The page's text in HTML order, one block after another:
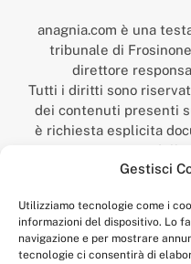
Gestisci
Utilizziamo tecnologie come i
informazioni del dispositivo. Lo
navigazione e per mostrare
tecnologie ci consentirà di
anagnia.com è una
tribunale di
direttore
Tutti i diritti sono
dei contenuti presenti
è richiesta esplicita
della
“Anagnia” è un marchio
num. registrazione:
Per contatti: